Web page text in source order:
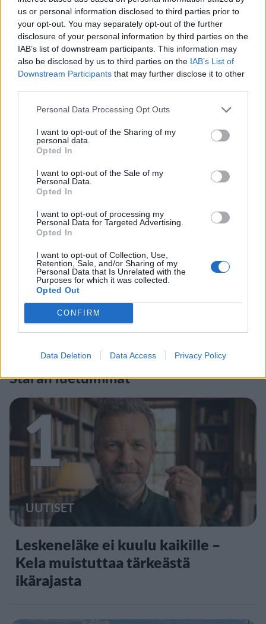
us or personal information disclosed to third parties prior to
your opt-out. You may separately opt-out of the further
disclosure of your personal information by third parties on the
IAB’s list of downstream participants. This information may
also be disclosed by us to third parties on the IAB’s List of
Downstream Participants that may further disclose it to other
Personal Data Processing Opt Outs
I want to opt-out of the Sharing of my
personal data.
Opted In
I want to opt-out of the Sale of my
Personal Data.
Opted In
I want to opt-out of processing my
Personal Data for Targeted Advertising.
Opted In
I want to opt-out of Collection, Use,
Retention, Sale, and/or Sharing of my
Personal Data that Is Unrelated with the
Purposes for which it was collected.
Opted Out
CONFIRM
Data Deletion Data Access Privacy Policy
Staran luetuimmat
1
UUTISET
Leskeneläke ei kuulu kaikille –
Kela muistuttaa tärkeästä
ikärajasta